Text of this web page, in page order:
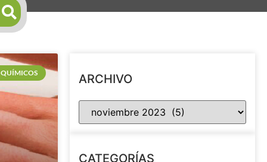
QUÍMICOS ARCHIVO
CATEGORÍAS